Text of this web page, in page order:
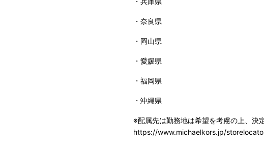
奈良県
岡山県
愛媛県
福岡県
沖縄県
※配属先は勤務地は希望を考慮の上、決
https://www.michaelkors.jp/